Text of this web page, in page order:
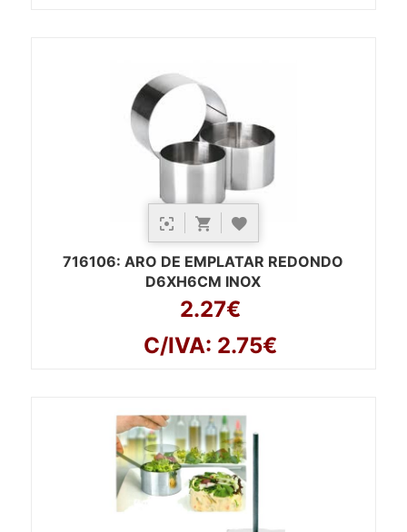
716106: ARO DE EMPLATAR REDONDO
D6XH6CM INOX
2.27€
C/IVA: 2.75€